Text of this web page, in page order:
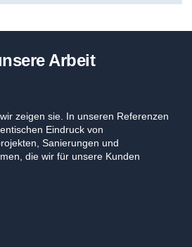
Arbeit
zeigen sie. In unseren Referenzen
Eindruck von
Sanierungen und
die wir für unsere Kunden